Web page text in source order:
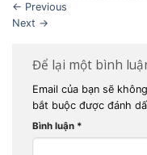
← Previous
Next →
Để lại một bình
Email của bạn sẽ
bắt buộc được đánh
Bình luận *